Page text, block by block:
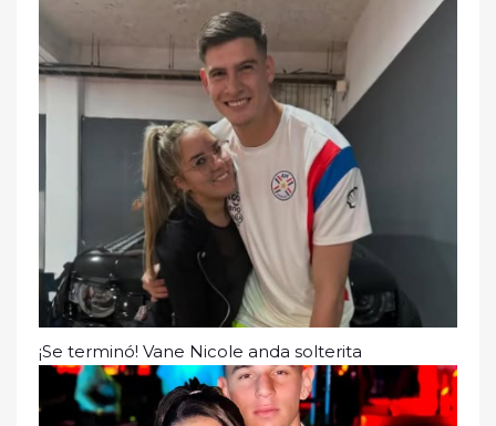
¡Se terminó! Vane Nicole anda solterita